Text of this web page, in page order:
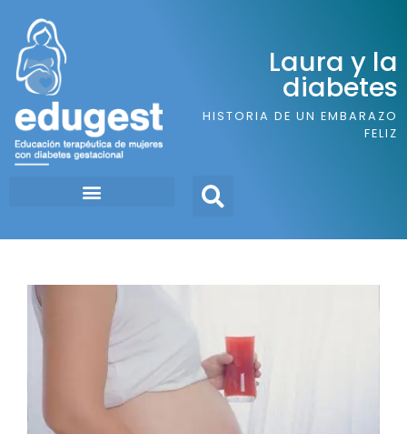
Laura y la
diabetes
HISTORIA DE UN EMBARAZO
FELIZ